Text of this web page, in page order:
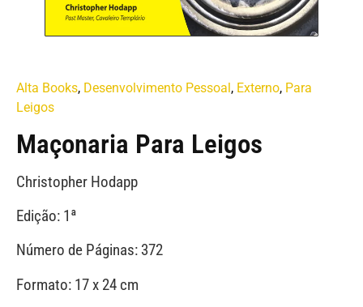
Alta Books, Desenvolvimento Pessoal, Externo, Para
Leigos
Maçonaria Para Leigos
Christopher Hodapp
Edição: 1ª
Número de Páginas: 372
Formato: 17 x 24 cm